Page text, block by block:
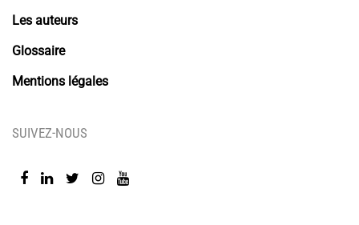
Les auteurs
Glossaire
Mentions légales
SUIVEZ-NOUS